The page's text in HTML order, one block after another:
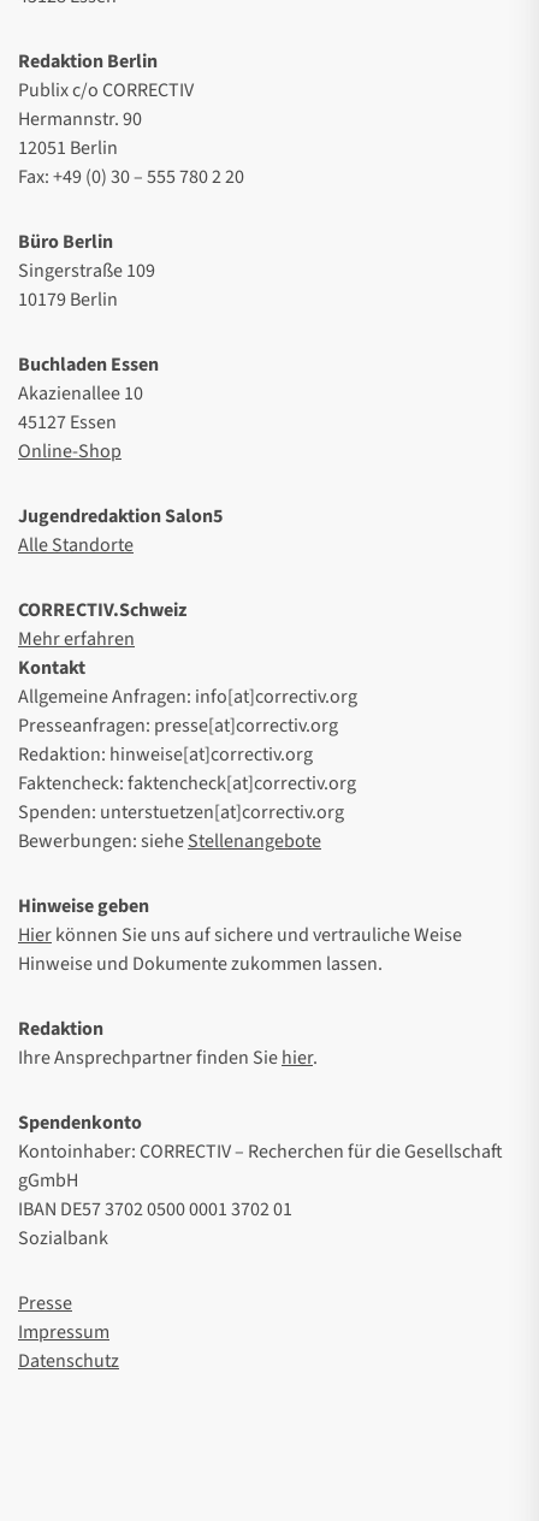
Redaktion Berlin
Publix c/o CORRECTIV
Hermannstr. 90
12051 Berlin
Fax: +49 (0) 30 – 555 780 2 20
Büro Berlin
Singerstraße 109
10179 Berlin
Buchladen Essen
Akazienallee 10
45127 Essen
Online-Shop
Jugendredaktion Salon5
Alle Standorte
CORRECTIV.Schweiz
Mehr erfahren
Kontakt
Allgemeine Anfragen: info[at]correctiv.org
Presseanfragen: presse[at]correctiv.org
Redaktion: hinweise[at]correctiv.org
Faktencheck: faktencheck[at]correctiv.org
Spenden: unterstuetzen[at]correctiv.org
Bewerbungen: sieheStellenangebote
Hinweise geben
Hierkönnen Sie uns auf sichere und vertrauliche Weise
Hinweise und Dokumente zukommen lassen.
Redaktion
Ihre Ansprechpartner finden Siehier.
Spendenkonto
Kontoinhaber: CORRECTIV – Recherchen für die Gesellschaft
gGmbH
IBAN DE57 3702 0500 0001 3702 01
Sozialbank
Presse
Impressum
Datenschutz